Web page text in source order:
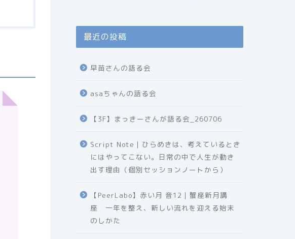
最近の投稿
早苗さんの語る会
asaちゃんの語る会
【3F】まっきーさんが語る会_260706
Script Note｜ひらめきは、考えているとき
にはやってこない。日常の中で人生が動き
出す理由（個別セッションノートから）
【PeerLabo】赤い月 音12｜蟹座新月講
座 一年を整え、新しい流れを迎える始末
のしかた